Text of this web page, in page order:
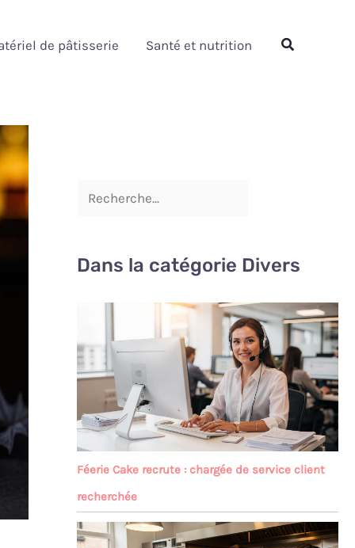
de pâtisserie Santé et nutrition Rechercher
Dans la catégorie Divers
Féerie Cake recrute : chargée de service client
recherchée